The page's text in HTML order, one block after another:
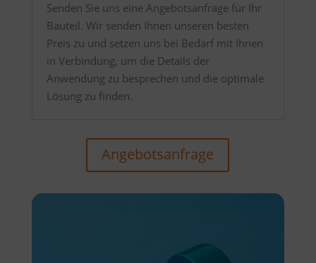
Senden Sie uns eine Angebotsanfrage für Ihr
Bauteil. Wir senden Ihnen unseren besten
Preis zu und setzen uns bei Bedarf mit Ihnen
in Verbindung, um die Details der
Anwendung zu besprechen und die optimale
Lösung zu finden.
Angebotsanfrage